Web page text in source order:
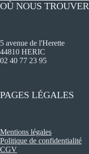
OÙ NOUS TROUVER
5 avenue de l'Herette
44810 HERIC
02 40 77 23 95
PAGES LÉGALES
Mentions légales
Politique de confidentialité
CGV